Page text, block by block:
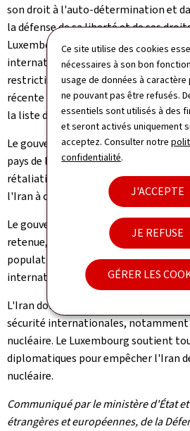
Ce site utilise des cookies
nécessaires à son bon
usage de données à
ne pouvant pas être refusés.
essentiels sont utilisés à des
et seront activés uniquement
acceptez. Consulter notre
confidentialité.
J'ACCEPTE
JE REFUSE
GÉRER LES
son droit à l'auto-détermination et
la défense de sa liberté et de ses
Luxembourg a soutenu maintes
internationales en ce sens, ainsi que
restrictives adoptées par l'Union
récente inscription du Corps des
la liste des organisations terroristes
Le gouvernement exprime
pays de la région qui font face à des
rétaliation aux frappes israéliennes
l'Iran à cesser immédiatement ces
Le gouvernement appelle toutes les
retenue, à oeuvrer pour la
populations civiles et à agir en
international.
L'Iran doit mettre fin à toute activité
sécurité internationales,
nucléaire. Le Luxembourg soutient
diplomatiques pour empêcher l'Iran
nucléaire.
Communiqué par le ministère d'État
étrangères et européennes, de la